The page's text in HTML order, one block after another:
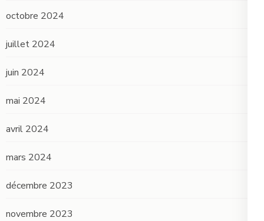
octobre 2024
juillet 2024
juin 2024
mai 2024
avril 2024
mars 2024
décembre 2023
novembre 2023